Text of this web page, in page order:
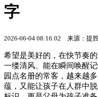
字
2026-06-04 08:16:02 来源：提
希望是美好的，在快节奏
一缕清风、能在瞬间唤醒
园点名册的常客，越来越
蕴，又能让孩子在人群中